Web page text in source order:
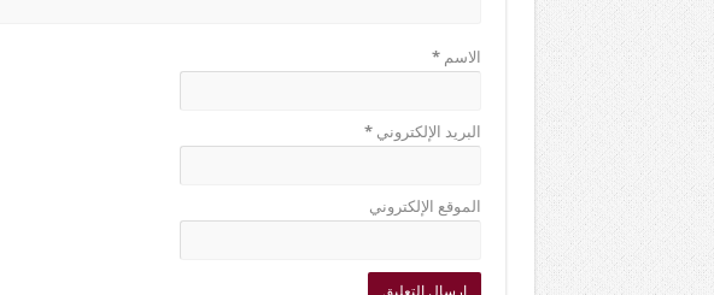
الاسم*
البريد الإلكتروني*
الموقع الإلكتروني